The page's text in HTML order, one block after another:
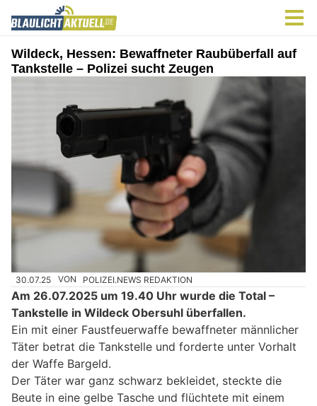
Wildeck, Hessen: Bewaffneter Raubüberfall auf
Tankstelle – Polizei sucht Zeugen
30.07.25 VON POLIZEI.NEWS REDAKTION
Am 26.07.2025 um 19.40 Uhr wurde die Total –
Tankstelle in Wildeck Obersuhl überfallen.
Ein mit einer Faustfeuerwaffe bewaffneter männlicher
Täter betrat die Tankstelle und forderte unter Vorhalt
der Waffe Bargeld.
Der Täter war ganz schwarz bekleidet, steckte die
Beute in eine gelbe Tasche und flüchtete mit einem